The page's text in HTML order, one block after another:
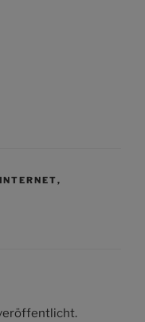
INTERNET,